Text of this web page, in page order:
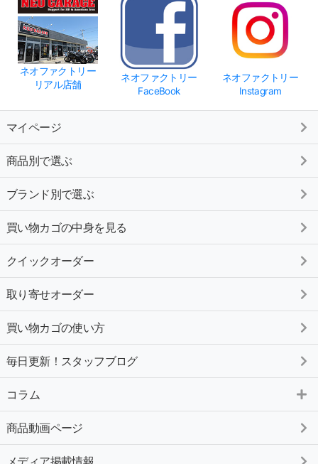
ネオファクトリー
リアル店舗
ネオファクトリー
FaceBook
ネオファクトリー
Instagram
マイページ
商品別で選ぶ
ブランド別で選ぶ
買い物カゴの中身を見る
クイックオーダー
取り寄せオーダー
買い物カゴの使い方
毎日更新！スタッフブログ
コラム
商品動画ページ
メディア掲載情報